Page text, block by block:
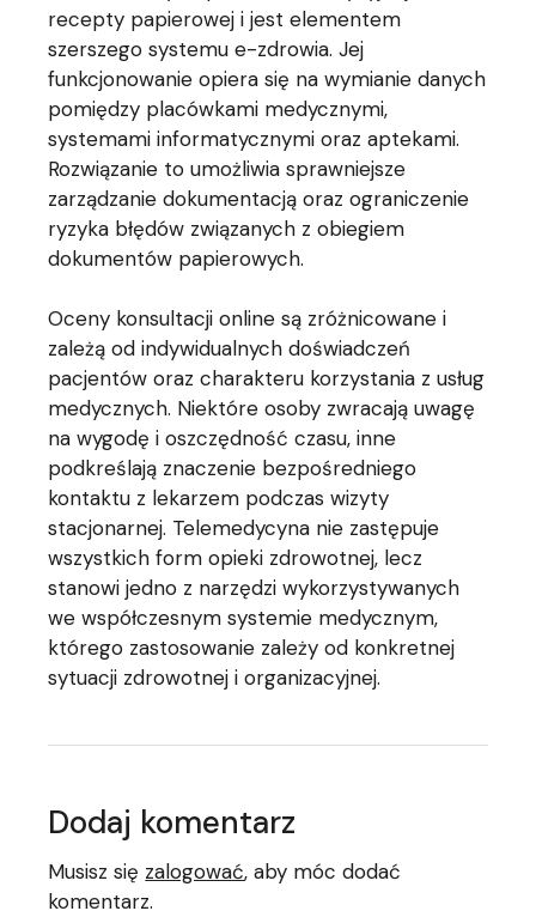
recepty papierowej i jest elementem
szerszego systemu e-zdrowia. Jej
funkcjonowanie opiera się na wymianie danych
pomiędzy placówkami medycznymi,
systemami informatycznymi oraz aptekami.
Rozwiązanie to umożliwia sprawniejsze
zarządzanie dokumentacją oraz ograniczenie
ryzyka błędów związanych z obiegiem
dokumentów papierowych.
Oceny konsultacji online są zróżnicowane i
zależą od indywidualnych doświadczeń
pacjentów oraz charakteru korzystania z usług
medycznych. Niektóre osoby zwracają uwagę
na wygodę i oszczędność czasu, inne
podkreślają znaczenie bezpośredniego
kontaktu z lekarzem podczas wizyty
stacjonarnej. Telemedycyna nie zastępuje
wszystkich form opieki zdrowotnej, lecz
stanowi jedno z narzędzi wykorzystywanych
we współczesnym systemie medycznym,
którego zastosowanie zależy od konkretnej
sytuacji zdrowotnej i organizacyjnej.
Dodaj komentarz
Musisz się zalogować, aby móc dodać
komentarz.